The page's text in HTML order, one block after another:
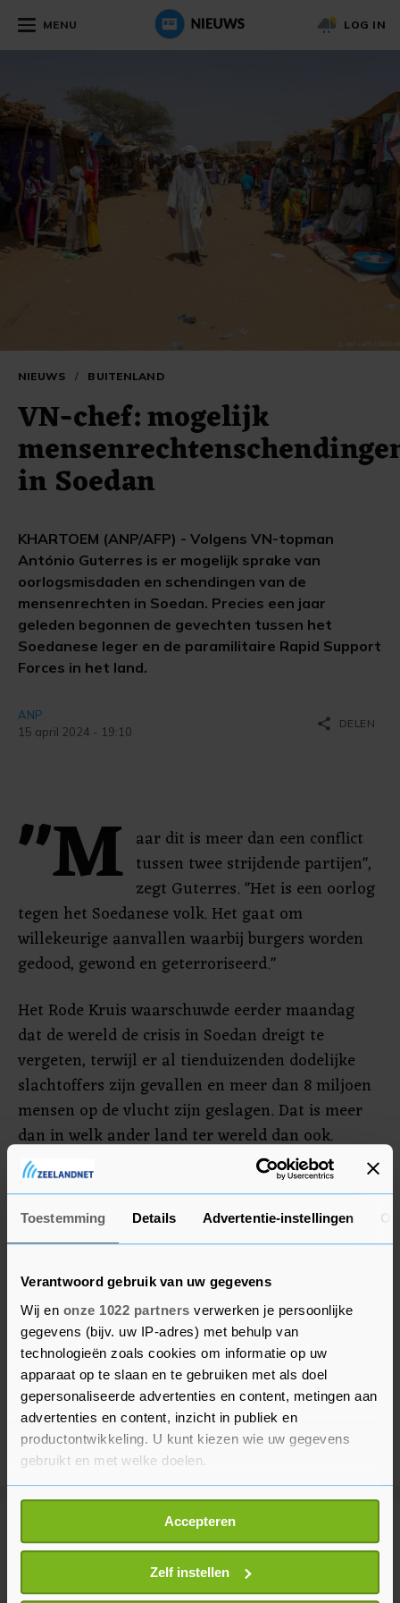
Toestemming Details Advertentie-instellingen
Verantwoord gebruik van uw gegevens
Wij en onze 1022 partners verwerken je persoonlijke
gegevens (bijv. uw IP-adres) met behulp van
technologieën zoals cookies om informatie op uw
apparaat op te slaan en te gebruiken met als doel
gepersonaliseerde advertenties en content, metingen aan
advertenties en content, inzicht in publiek en
productontwikkeling. U kunt kiezen wie uw gegevens
gebruikt en met welke doelen.
Als u het toestaat, willen we ook graag:
Informatie verzamelen over uw geografische
locatie, die tot een paar meter nauwkeurig kan zijn
Uw apparaat identificeren door het actief te
scannen op specifieke eigenschappen (fingerprinting)
Accepteren
Zelf instellen
MENU LOG IN
NIEUWS / BUITENLAND
VN-chef: mogelijk
in Soedan
KHARTOEM (ANP/AFP) - Volgens VN-topman
António Guterres is er mogelijk sprake van
oorlogsmisdaden en schendingen van de
mensenrechten in Soedan. Precies een jaar
geleden begonnen de gevechten tussen het
Soedanese leger en de paramilitaire Rapid Support
Forces in het land.
ANP
15 april 2024 - 19:10
share DELEN
"M aar dit is meer dan een conflict
tussen twee strijdende partijen",
zegt Guterres. "Het is een oorlog
tegen het Soedanese volk. Het gaat om
willekeurige aanvallen waarbij burgers worden
gedood, gewond en geterroriseerd."
Het Rode Kruis waarschuwde eerder maandag
dat de wereld de crisis in Soedan dreigt te
vergeten, terwijl er al tienduizenden dodelijke
slachtoffers zijn gevallen en meer dan 8 miljoen
mensen op de vlucht zijn geslagen. Dat is meer
dan in welk ander land ter wereld dan ook.
Meer uit Buitenland
Duitse OM: voldoende bewijs dat